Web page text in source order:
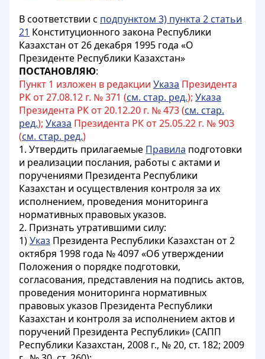
В соответствии с подпунктом 3) пункта 2 статьи
21 Конституционного закона Республики
Казахстан от 26 декабря 1995 года «О
Президенте Республики Казахстан»
ПОСТАНОВЛЯЮ:
Пункт 1 изложен в редакции Указа Президента
РК от 27.08.12 г. № 371 (см. стар. ред.); Указа
Президента РК от 20.12.20 г. № 473 (см. стар.
ред.); Указа Президента РК от 25.05.22 г. № 903
(см. стар. ред.)
1. Утвердить прилагаемые Правила подготовки
и реализации послания, работы с актами и
поручениями Президента Республики
Казахстан и осуществления контроля за их
исполнением, проведения мониторинга
нормативных правовых указов.
2. Признать утратившими силу:
1)Указ Президента Республики Казахстан от 2
октября 1998 года № 4097 «Об утверждении
Положения о порядке подготовки,
согласования, представления на подпись актов,
проведения мониторинга нормативных
правовых указов Президента Республики
Казахстан и контроля за исполнением актов и
поручений Президента Республики» (САПП
Республики Казахстан, 2008 г., № 20, ст. 182; 2009